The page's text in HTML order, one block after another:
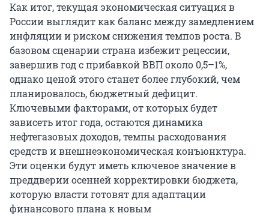
Как итог, текущая экономическая ситуация в
России выглядит как баланс между замедлением
инфляции и риском снижения темпов роста. В
базовом сценарии страна избежит рецессии,
завершив год с прибавкой ВВП около 0,5–1%,
однако ценой этого станет более глубокий, чем
планировалось, бюджетный дефицит.
Ключевыми факторами, от которых будет
зависеть итог года, остаются динамика
нефтегазовых доходов, темпы расходования
средств и внешнеэкономическая конъюнктура.
Эти оценки будут иметь ключевое значение в
преддверии осенней корректировки бюджета,
которую власти готовят для адаптации
финансового плана к новым